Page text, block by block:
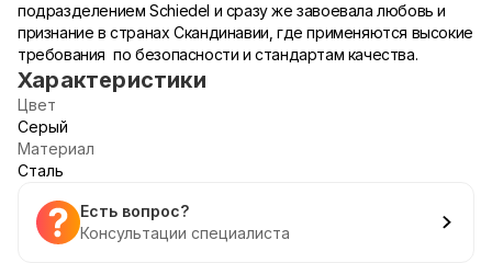
подразделением Schiedel и сразу же завоевала любовь и
признание в странах Скандинавии, где применяются высокие
требования по безопасности и стандартам качества.
Характеристики
Цвет
Серый
Материал
Сталь
Есть вопрос?
Консультации специалиста